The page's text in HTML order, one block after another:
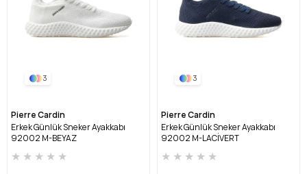
3
Pierre Cardin
Erkek Günlük Sneker Ayakkabı
92002 M-BEYAZ
★ ★ ★ ★ ★
3
Pierre Cardin
Erkek Günlük Sneker Ayakkabı
92002 M-LACİVERT
★ ★ ★ ★ ★